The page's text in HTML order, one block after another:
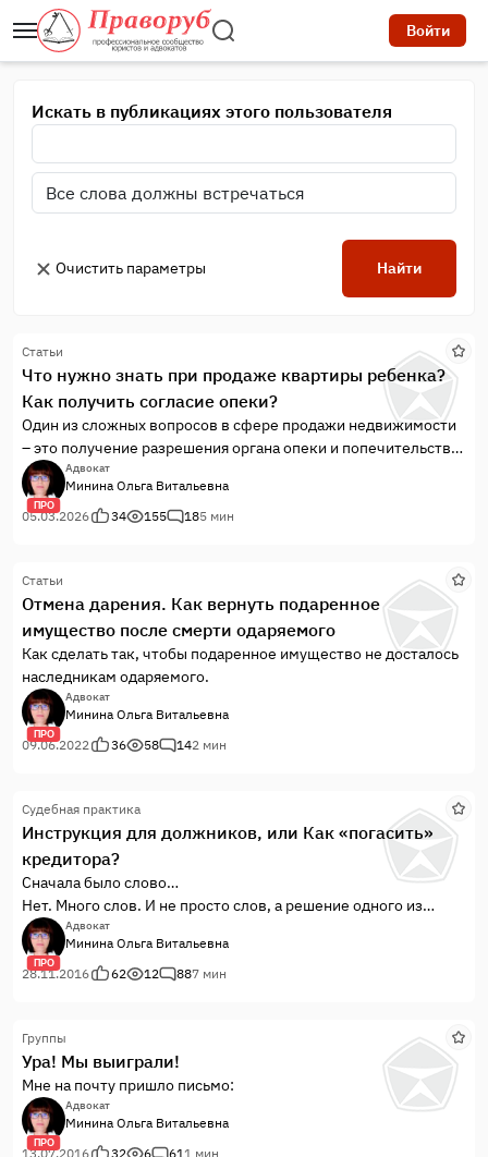
Войти
Искать в публикациях этого пользователя
Очистить параметры Найти
Статьи
Что нужно знать при продаже квартиры ребенка?
Как получить согласие опеки?
Один из сложных вопросов в сфере продажи недвижимости
– это получение разрешения органа опеки и попечительства
на сделки по продаже недвижимого имущества, которое
принадлежит несовершеннолетним детям. Учитывая то, что
практически поголовно при покупке жилья используются
ПРО
Адвокат
Минина Ольга Витальевна
05.03.2026
34 155 185 мин
Статьи
Отмена дарения. Как вернуть подаренное
имущество после смерти одаряемого
Как сделать так, чтобы подаренное имущество не досталось
наследникам одаряемого.
ПРО
Адвокат
Минина Ольга Витальевна
09.06.2022
36 58 142 мин
Судебная практика
Инструкция для должников, или Как «погасить»
кредитора?
Сначала было слово…
Нет. Много слов. И не просто слов, а решение одного из
районных судов Хабаровского края о взыскании с моей
будущей доверительницы долга по договору займа (с учетом
возвращенных займодавцу сумм) в размере 1 167 400
ПРО
Адвокат
Минина Ольга Витальевна
28.11.2016
62 12 887 мин
Группы
Ура! Мы выиграли!
Мне на почту пришло письмо:
ПРО
Адвокат
Минина Ольга Витальевна
13.07.2016
32 6 611 мин